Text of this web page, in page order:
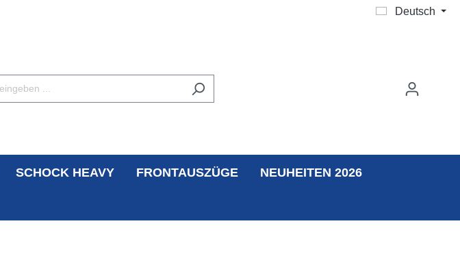
Deutsch
SCHOCK HEAVY FRONTAUSZÜGE NEUHEITEN 2026